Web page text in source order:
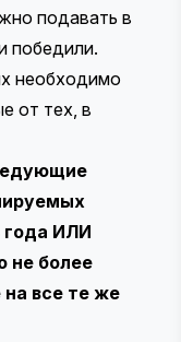
подавать в
победили.
необходимо
от тех, в
года ИЛИ
не более
все те же